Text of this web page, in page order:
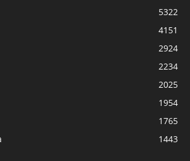
5322
4151
2924
2234
2025
1954
1765
1443